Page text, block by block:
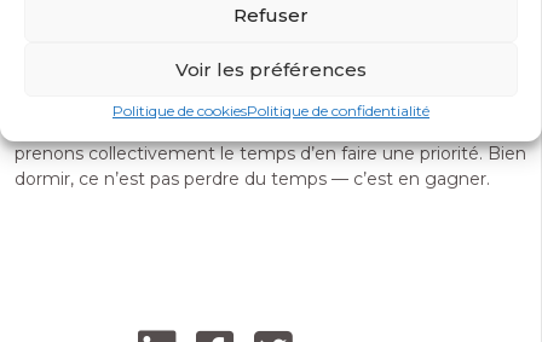
Refuser
Voir les préférences
Politique de cookiesPolitique de confidentialité
https://formassad.fr/formations/
prenons collectivement le temps d’en faire une priorité. Bien
dormir, ce n’est pas perdre du temps — c’est en gagner.